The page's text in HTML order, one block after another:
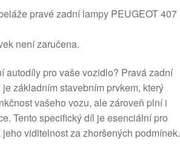
pravé zadní lampy PEUGEOT 407
není zaručena.
autodíly pro vaše vozidlo? Pravá zadní
základním stavebním prvkem, který
vašeho vozu, ale zároveň plní i
Tento specifický díl je esenciální pro
viditelnost za zhoršených podmínek.